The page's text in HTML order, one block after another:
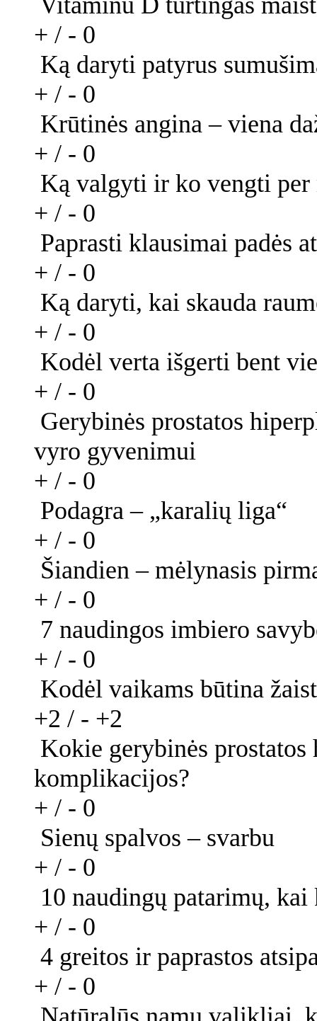
+ / - 0
Ką daryti patyrus
+ / - 0
Krūtinės angina – viena
+ / - 0
Ką valgyti ir ko vengti per
+ / - 0
Paprasti klausimai padės
+ / - 0
Ką daryti, kai skauda
+ / - 0
Kodėl verta išgerti bent
+ / - 0
Gerybinės prostatos
vyro gyvenimui
+ / - 0
Podagra – „karalių liga“
+ / - 0
Šiandien – mėlynasis
+ / - 0
7 naudingos imbiero
+ / - 0
Kodėl vaikams būtina
+2 / - +2
Kokie gerybinės
komplikacijos?
+ / - 0
Sienų spalvos – svarbu
+ / - 0
10 naudingų patarimų, kai
+ / - 0
4 greitos ir paprastos
+ / - 0